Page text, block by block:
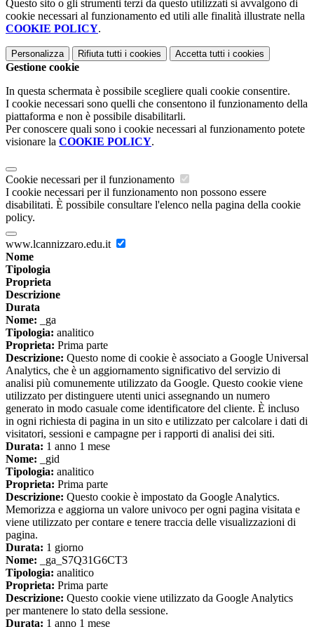
Questo sito o gli strumenti terzi da questo utilizzati si avvalgono di
cookie necessari al funzionamento ed utili alle finalità illustrate nella
COOKIE POLICY.
Personalizza Rifiuta tutti i cookies Accetta tutti i cookies
Gestione cookie
In questa schermata è possibile scegliere quali cookie consentire.
I cookie necessari sono quelli che consentono il funzionamento della
piattaforma e non è possibile disabilitarli.
Per conoscere quali sono i cookie necessari al funzionamento potete
visionare la COOKIE POLICY.
Cookie necessari per il funzionamento
I cookie necessari per il funzionamento non possono essere
disabilitati. È possibile consultare l'elenco nella pagina della cookie
policy.
www.lcannizzaro.edu.it
Nome
Tipologia
Proprieta
Descrizione
Durata
Nome: _ga
Tipologia: analitico
Proprieta: Prima parte
Descrizione: Questo nome di cookie è associato a Google Universal
Analytics, che è un aggiornamento significativo del servizio di
analisi più comunemente utilizzato da Google. Questo cookie viene
utilizzato per distinguere utenti unici assegnando un numero
generato in modo casuale come identificatore del cliente. È incluso
in ogni richiesta di pagina in un sito e utilizzato per calcolare i dati di
visitatori, sessioni e campagne per i rapporti di analisi dei siti.
Durata: 1 anno 1 mese
Nome: _gid
Tipologia: analitico
Proprieta: Prima parte
Descrizione: Questo cookie è impostato da Google Analytics.
Memorizza e aggiorna un valore univoco per ogni pagina visitata e
viene utilizzato per contare e tenere traccia delle visualizzazioni di
pagina.
Durata: 1 giorno
Nome: _ga_S7Q31G6CT3
Tipologia: analitico
Proprieta: Prima parte
Descrizione: Questo cookie viene utilizzato da Google Analytics
per mantenere lo stato della sessione.
Durata: 1 anno 1 mese